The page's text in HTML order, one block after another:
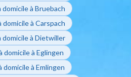
domicile à Bruebach
domicile à Carspach
domicile à Dietwiller
domicile à Eglingen
domicile à Emlingen